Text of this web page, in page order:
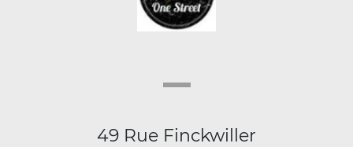
49 Rue Finckwiller